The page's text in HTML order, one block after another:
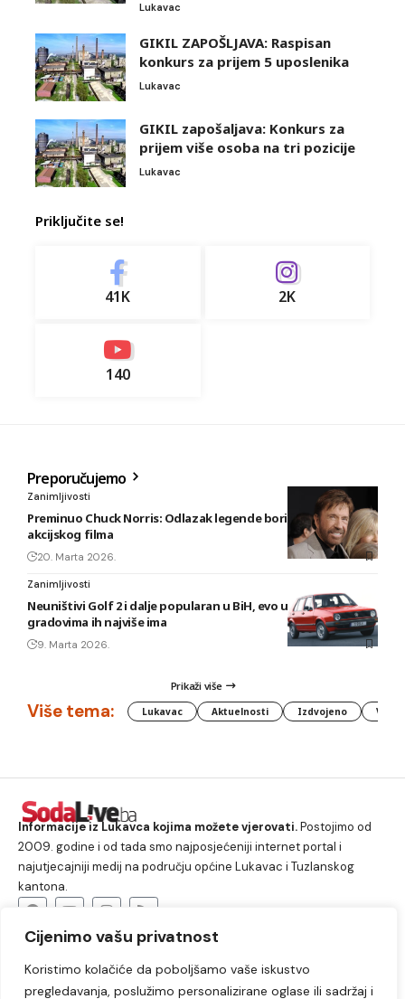
Cijenimo vašu privatnost
Koristimo kolačiće da poboljšamo vaše iskustvo
pregledavanja, poslužimo personalizirane oglase ili sadržaj i
Lukavac
GIKIL ZAPOŠLJAVA: Raspisan
konkurs za prijem 5 uposlenika
Lukavac
GIKIL zapošaljava: Konkurs za
prijem više osoba na tri pozicije
Lukavac
Priključite se!
41K 2K
140
Preporučujemo
Zanimljivosti
Preminuo Chuck Norris: Odlazak legende borilačkih vještina i
akcijskog filma
20. Marta 2026.
Zanimljivosti
Neuništivi Golf 2 i dalje popularan u BiH, evo u kojim
gradovima ih najviše ima
9. Marta 2026.
Prikaži više
Više tema: Lukavac Aktuelnosti Izdvojeno
Informacije iz Lukavca kojima možete vjerovati.Postojimo od
2009. godine i od tada smo najposjećeniji internet portal i
najutjecajniji medij na području općine Lukavac i Tuzlanskog
kantona.
Lukavac Društvo Crna hronika
Sport